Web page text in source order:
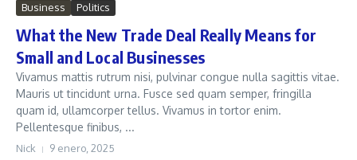
Business Politics
What the New Trade Deal Really Means for
Small and Local Businesses
Vivamus mattis rutrum nisi, pulvinar congue nulla sagittis vitae.
Mauris ut tincidunt urna. Fusce sed quam semper, fringilla
quam id, ullamcorper tellus. Vivamus in tortor enim.
Pellentesque finibus, ...
Nick 9 enero, 2025